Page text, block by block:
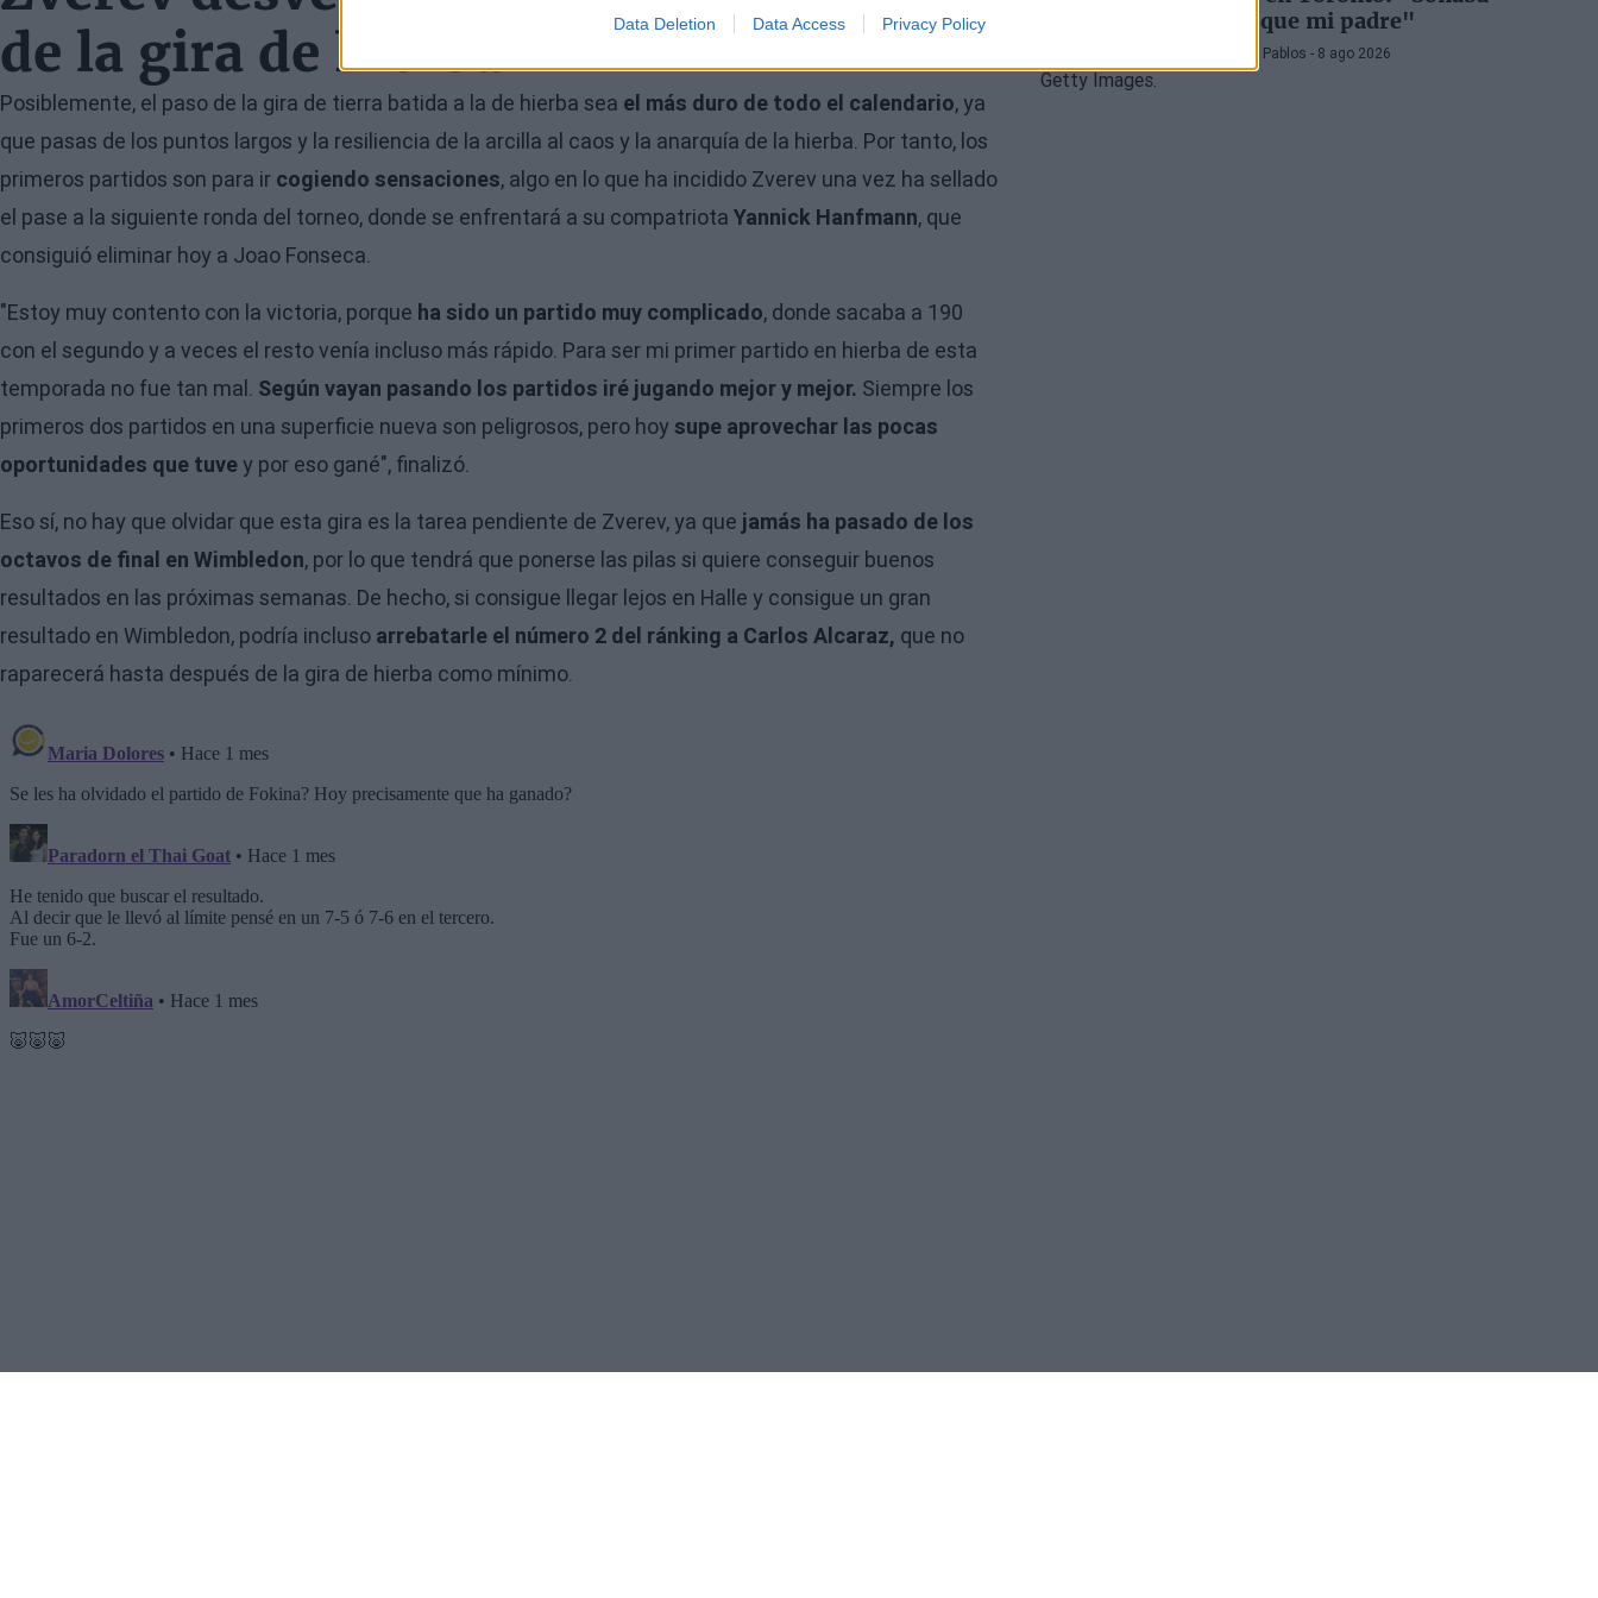
Data Deletion Data Access Privacy Policy
de la gira de hierba
Posiblemente, el paso de la gira de tierra batida a la de hierba sea el más duro de todo el calendario, ya
que pasas de los puntos largos y la resiliencia de la arcilla al caos y la anarquía de la hierba. Por tanto, los
primeros partidos son para ir cogiendo sensaciones, algo en lo que ha incidido Zverev una vez ha sellado
el pase a la siguiente ronda del torneo, donde se enfrentará a su compatriota Yannick Hanfmann, que
consiguió eliminar hoy a Joao Fonseca.
"Estoy muy contento con la victoria, porque ha sido un partido muy complicado, donde sacaba a 190
con el segundo y a veces el resto venía incluso más rápido. Para ser mi primer partido en hierba de esta
temporada no fue tan mal. Según vayan pasando los partidos iré jugando mejor y mejor. Siempre los
primeros dos partidos en una superficie nueva son peligrosos, pero hoy supe aprovechar las pocas
oportunidades que tuvey por eso gané", finalizó.
Eso sí, no hay que olvidar que esta gira es la tarea pendiente de Zverev, ya que jamás ha pasado de los
octavos de final en Wimbledon, por lo que tendrá que ponerse las pilas si quiere conseguir buenos
resultados en las próximas semanas. De hecho, si consigue llegar lejos en Halle y consigue un gran
resultado en Wimbledon, podría incluso arrebatarle el número 2 del ránking a Carlos Alcaraz, que no
raparecerá hasta después de la gira de hierba como mínimo.
igual que mi padre"
Pedro de Pablos - 8 ago 2026